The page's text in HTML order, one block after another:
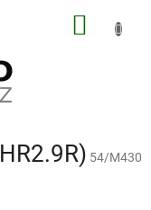
54/M430